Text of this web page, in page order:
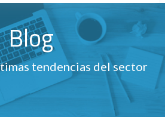
Blog
tendencias del sector